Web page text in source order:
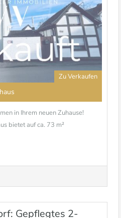
Zu Verkaufen
in Ihrem neuen Zuhause!
bietet auf ca. 73 m²
Gepflegtes 2-